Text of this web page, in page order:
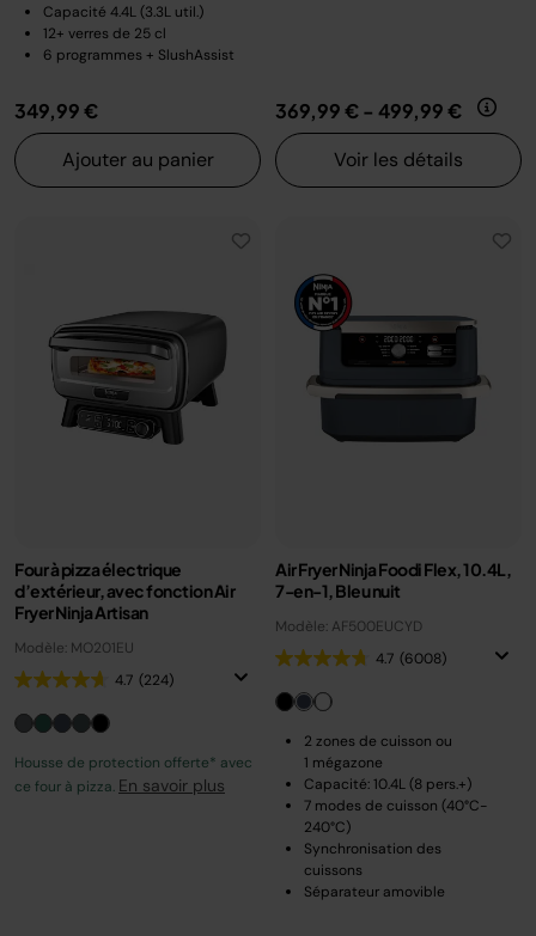
Capacité 4.4L (3.3L util.)
12+ verres de 25 cl
6 programmes + SlushAssist
349,99 €
Ajouter au panier
369,99 €- 499,99 €
Voir les détails
Four à pizza électrique
d’extérieur, avec fonction Air
Fryer Ninja Artisan
Modèle: MO201EU
4.7 (224)
Housse de protection offerte* avec
ce four à pizza. En savoir plus
Air Fryer Ninja Foodi Flex, 10.4L,
7-en-1, Bleu nuit
Modèle: AF500EUCYD
4.7 (6008)
2 zones de cuisson ou
1 mégazone
Capacité: 10.4L (8 pers.+)
7 modes de cuisson (40°C-
240°C)
Synchronisation des
cuissons
Séparateur amovible